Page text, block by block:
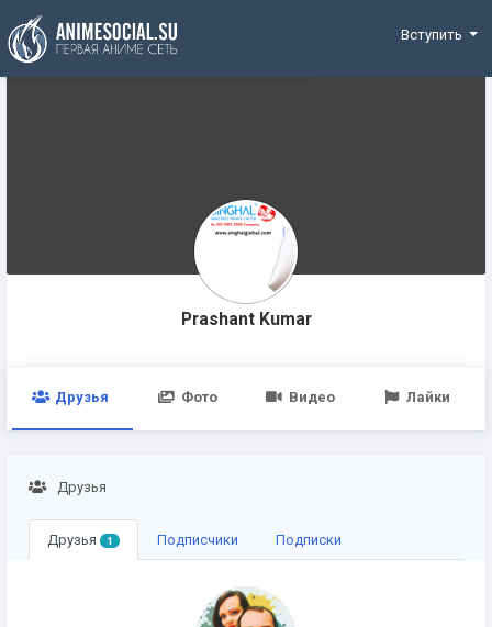
Funding
Вступить
Prashant Kumar
Друзья Фото Видео Лайки
Друзья
Друзья 1 Подписчики Подписки